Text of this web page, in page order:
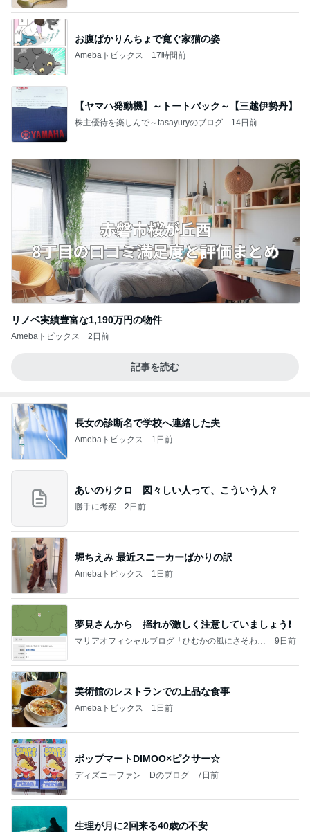
お腹ぱかりんちょで寛ぐ家猫の姿
Amebaトピックス 17時間前
【ヤマハ発動機】～トートバック～【三越伊勢丹】
株主優待を楽しんで～tasayuryのブログ 14日前
リノベ実績豊富な1,190万円の物件
Amebaトピックス 2日前
記事を読む
長女の診断名で学校へ連絡した夫
Amebaトピックス 1日前
あいのりクロ 図々しい人って、こういう人？
勝手に考察 2日前
堀ちえみ 最近スニーカーばかりの訳
Amebaトピックス 1日前
夢見さんから 揺れが激しく注意していましょう❗️
マリアオフィシャルブログ「ひむかの風にさそわれ
9日前
美術館のレストランでの上品な食事
Amebaトピックス 1日前
ポップマートDIMOO×ピクサー☆
ディズニーファン Dのブログ 7日前
生理が月に2回来る40歳の不安